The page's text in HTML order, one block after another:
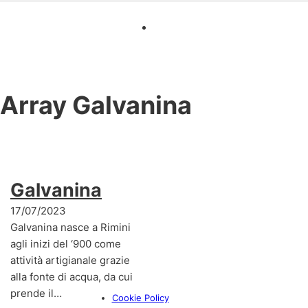
Array Galvanina
Galvanina
17/07/2023
Galvanina nasce a Rimini
agli inizi del ‘900 come
attività artigianale grazie
alla fonte di acqua, da cui
prende il…
Cookie Policy